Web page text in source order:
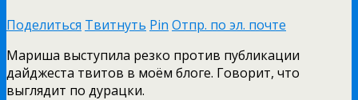
Поделиться Твитнуть Pin Отпр. по эл. почте
Мариша выступила резко против публикации
дайджеста твитов в моём блоге. Говорит, что
выглядит по дурацки.